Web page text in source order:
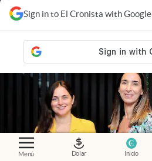
Menú Dolar Inicio
Sign in to El Cronista with Google